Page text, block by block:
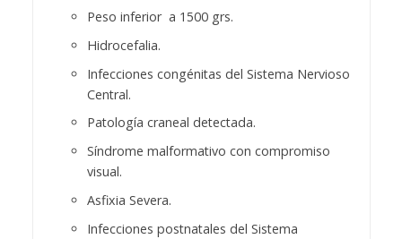
Peso inferior a 1500 grs.
Hidrocefalia.
Infecciones congénitas del Sistema Nervioso
Central.
Patología craneal detectada.
Síndrome malformativo con compromiso
visual.
Asfixia Severa.
Infecciones postnatales del Sistema